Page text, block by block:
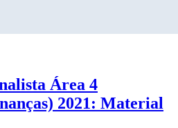
Área 4
2021: Material